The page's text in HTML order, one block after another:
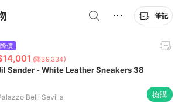
筆記
降價
(降$9,334)
Sander - White Leather Sneakers 38
Belli Sevilla 搶購